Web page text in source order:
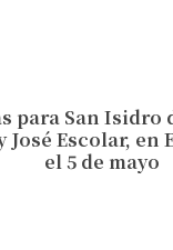
para San Isidro
Escolar, en
el 5 de mayo